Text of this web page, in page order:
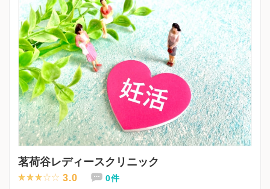
茗荷谷レディースクリニック
3.0 0件